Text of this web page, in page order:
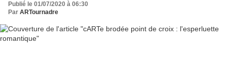
Publié le 01/07/2020 à 06:30
Par ARTournadre